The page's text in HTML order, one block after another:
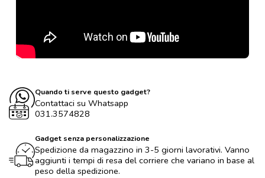
Quando ti serve questo gadget?
Contattaci su Whatsapp
031.3574828
Gadget senza personalizzazione
Spedizione da magazzino in 3-5 giorni lavorativi. Vanno
aggiunti i tempi di resa del corriere che variano in base al
peso della spedizione.